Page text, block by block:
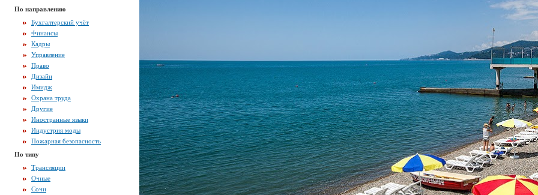
По направлению
Бухгалтерский учёт
Финансы
Кадры
Управление
Право
Дизайн
Имидж
Охрана труда
Другие
Иностранные языки
Индустрия моды
Пожарная безопасность
По типу
Трансляции
Очные
Сочи